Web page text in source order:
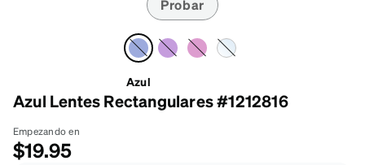
Probar
Azul
Azul Lentes Rectangulares #1212816
Empezando en
$19.95